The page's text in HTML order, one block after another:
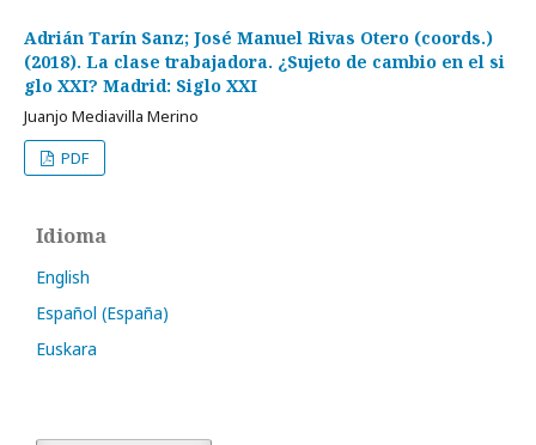
Adrián Tarín Sanz; José Manuel Rivas Otero (coords.)
(2018). La clase trabajadora. ¿Sujeto de cambio en el si
glo XXI? Madrid: Siglo XXI
Juanjo Mediavilla Merino
PDF
Idioma
English
Español (España)
Euskara